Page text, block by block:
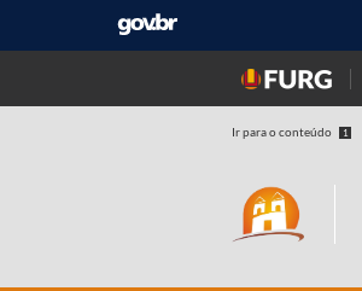
Ir para o conteúdo 1